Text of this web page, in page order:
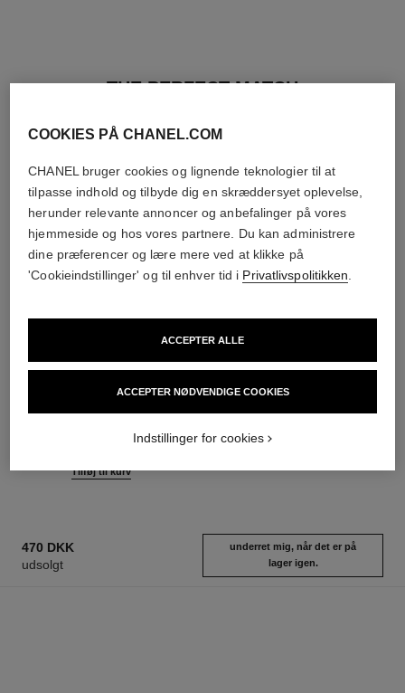
THE PERFECT MATCH
chance eau tendre
Eau de Parfum Spray
Tilføj til kurv
hydra beauty crème
Fugt Beskyttelse Udstråling
470 DKK
udsolgt
underret mig, når det er på
lager igen.
COOKIES PÅ CHANEL.COM
CHANEL bruger cookies og lignende teknologier til at
tilpasse indhold og tilbyde dig en skræddersyet oplevelse,
herunder relevante annoncer og anbefalinger på vores
hjemmeside og hos vores partnere. Du kan administrere
dine præferencer og lære mere ved at klikke på
'Cookieindstillinger' og til enhver tid i Privatlivspolitikken
ACCEPTER NØDVENDIGE COOKIES
ACCEPTER ALLE
Indstillinger for cookies